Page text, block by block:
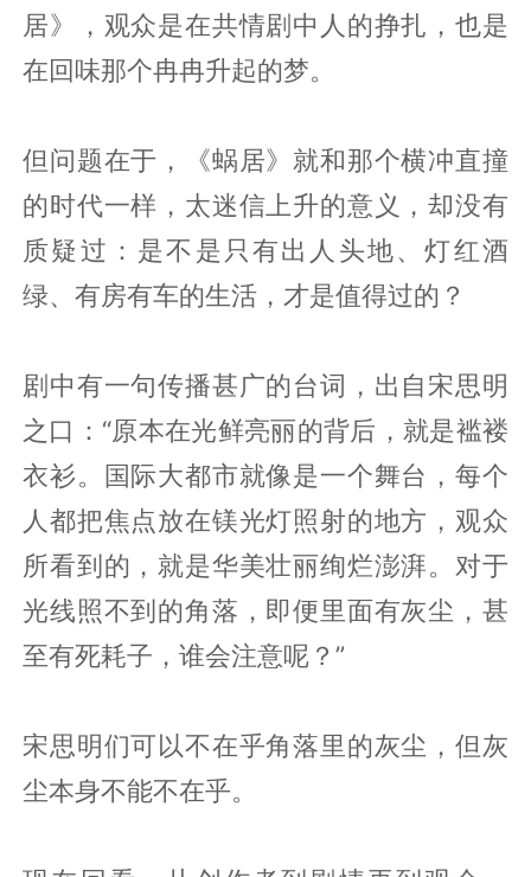
居》，观众是在共情剧中人的挣扎，也是
在回味那个冉冉升起的梦。
但问题在于，《蜗居》就和那个横冲直撞
的时代一样，太迷信上升的意义，却没有
质疑过：是不是只有出人头地、灯红酒
绿、有房有车的生活，才是值得过的？
剧中有一句传播甚广的台词，出自宋思明
之口：“原本在光鲜亮丽的背后，就是褴褛
衣衫。国际大都市就像是一个舞台，每个
人都把焦点放在镁光灯照射的地方，观众
所看到的，就是华美壮丽绚烂澎湃。对于
光线照不到的角落，即便里面有灰尘，甚
至有死耗子，谁会注意呢？”
宋思明们可以不在乎角落里的灰尘，但灰
尘本身不能不在乎。